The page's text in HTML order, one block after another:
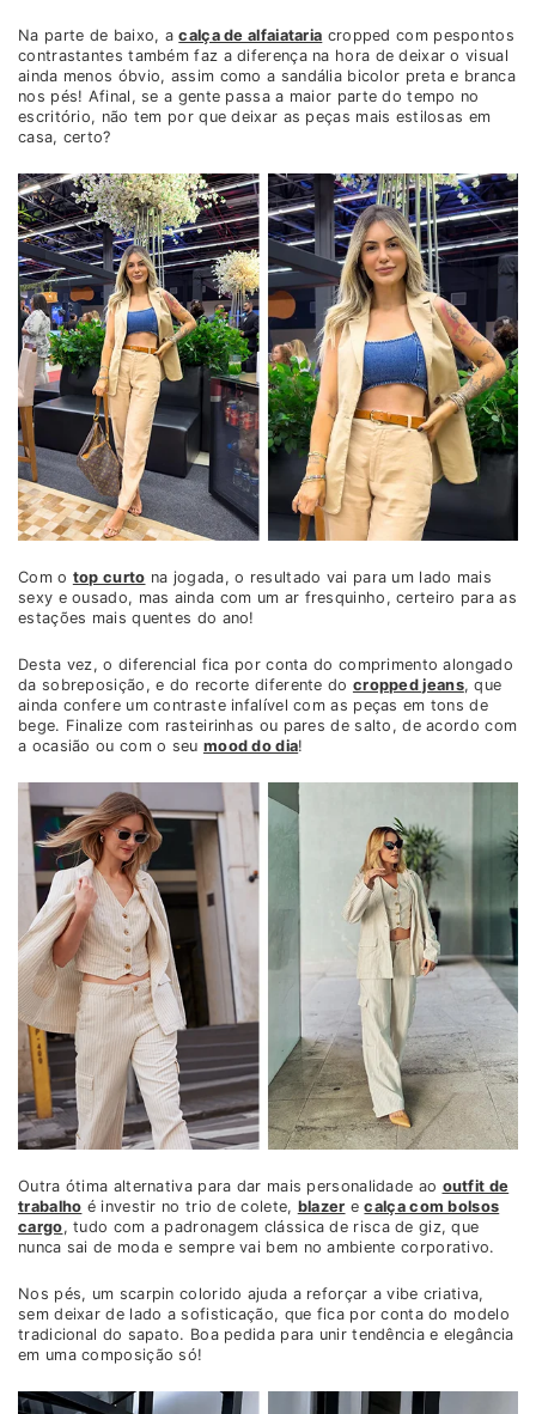
Na parte de baixo, acalça de alfaiataria cropped com pespontos
contrastantes também faz a diferença na hora de deixar o visual
ainda menos óbvio, assim como a sandália bicolor preta e branca
nos pés! Afinal, se a gente passa a maior parte do tempo no
escritório, não tem por que deixar as peças mais estilosas em
casa, certo?
Com o top curto na jogada, o resultado vai para um lado mais
sexy e ousado, mas ainda com um ar fresquinho, certeiro para as
estações mais quentes do ano!
Desta vez, o diferencial fica por conta do comprimento alongado
da sobreposição, e do recorte diferente do cropped jeans, que
ainda confere um contraste infalível com as peças em tons de
bege. Finalize com rasteirinhas ou pares de salto, de acordo com
a ocasião ou com o seu mood do dia!
Outra ótima alternativa para dar mais personalidade ao outfit de
trabalho é investir no trio de colete, blazer ecalça com bolsos
cargo, tudo com a padronagem clássica de risca de giz, que
nunca sai de moda e sempre vai bem no ambiente corporativo.
Nos pés, um scarpin colorido ajuda a reforçar a vibe criativa,
sem deixar de lado a sofisticação, que fica por conta do modelo
tradicional do sapato. Boa pedida para unir tendência e elegância
em uma composição só!